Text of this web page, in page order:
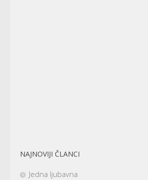
NAJNOVIJI ČLANCI
Jedna ljubavna